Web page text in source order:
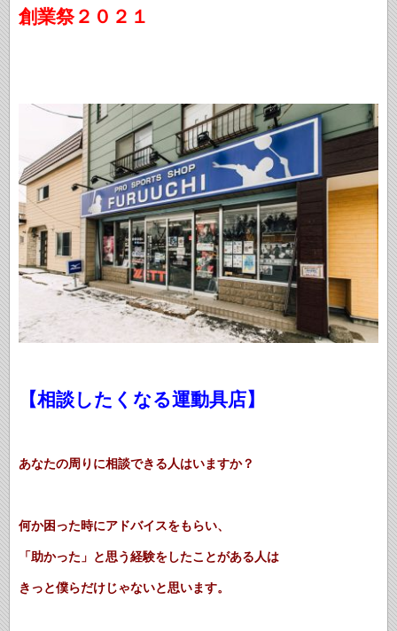
創業祭２０２１
【相談したくなる運動具店】
あなたの周りに相談できる人はいますか？
何か困った時にアドバイスをもらい、
「助かった」と思う経験をしたことがある人は
きっと僕らだけじゃないと思います。